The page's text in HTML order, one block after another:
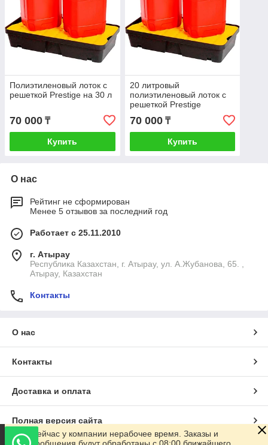
Полиэтиленовый лоток с
решеткой Prestige на 30 л
70 000 ₸
Купить
20 литровый
полиэтиленовый лоток с
решеткой Prestige
70 000₸
Купить
О нас
Рейтинг не сформирован
Менее 5 отзывов за последний год
Работает с 25.11.2010
г. Атырау
Республика Казахстан, г. Атырау, ул. А.Жубанова, 65. ,
Атырау, Казахстан
Контакты
О нас
Контакты
Доставка и оплата
Полная версия сайта
Сейчас у компании нерабочее время. Заказы и